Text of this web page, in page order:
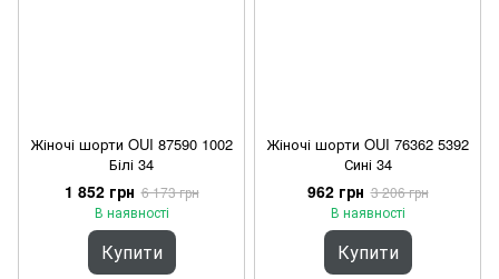
Жіночі шорти OUI 87590 1002
Білі 34
1 852 грн 6 173 грн
В наявності
Купити
Жіночі шорти OUI 76362 5392
Сині 34
962 грн 3 206 грн
В наявності
Купити